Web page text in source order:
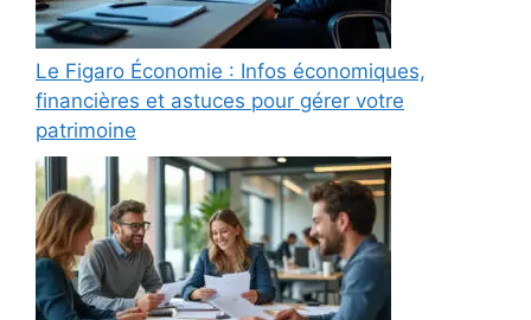
Le Figaro Économie : Infos économiques,
financières et astuces pour gérer votre
patrimoine